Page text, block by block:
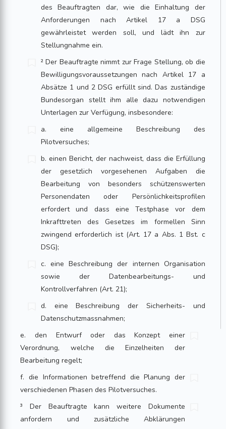
des Beauftragten dar, wie die Einhaltung der
Anforderungen nach Artikel 17 a DSG
gewährleistet werden soll, und lädt ihn zur
Stellungnahme ein.
² Der Beauftragte nimmt zur Frage Stellung, ob die
Bewilligungsvoraussetzungen nach Artikel 17 a
Absätze 1 und 2 DSG erfüllt sind. Das zuständige
Bundesorgan stellt ihm alle dazu notwendigen
Unterlagen zur Verfügung, insbesondere:
a. eine allgemeine Beschreibung des
Pilotversuches;
b. einen Bericht, der nachweist, dass die Erfüllung
der gesetzlich vorgesehenen Aufgaben die
Bearbeitung von besonders schützenswerten
Personendaten oder Persönlichkeitsprofilen
erfordert und dass eine Testphase vor dem
Inkrafttreten des Gesetzes im formellen Sinn
zwingend erforderlich ist (Art. 17 a Abs. 1 Bst. c
DSG);
c. eine Beschreibung der internen Organisation
sowie der Datenbearbeitungs- und
Kontrollverfahren (Art. 21);
d. eine Beschreibung der Sicherheits- und
Datenschutzmassnahmen;
e. den Entwurf oder das Konzept einer
Verordnung, welche die Einzelheiten der
Bearbeitung regelt;
f. die Informationen betreffend die Planung der
verschiedenen Phasen des Pilotversuches.
³ Der Beauftragte kann weitere Dokumente
anfordern und zusätzliche Abklärungen